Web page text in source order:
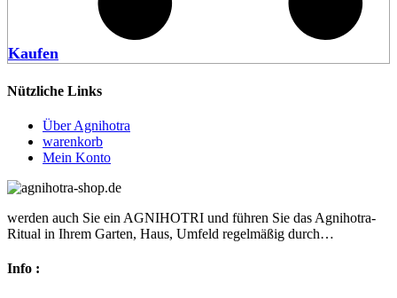
Kaufen
Nützliche Links
Über Agnihotra
warenkorb
Mein Konto
werden auch Sie ein AGNIHOTRI und führen Sie das Agnihotra-
Ritual in Ihrem Garten, Haus, Umfeld regelmäßig durch…
Info :